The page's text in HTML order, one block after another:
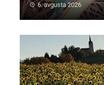
6. avgusta 2026